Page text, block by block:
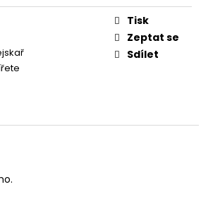
Tisk
Zeptat se
Sdílet